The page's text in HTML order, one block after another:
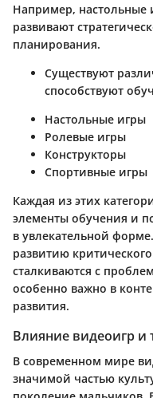
Например, настольные
развивают
планирования.
Существуют
способствуют
Настольные игры
Ролевые игры
Конструкторы
Спортивные игры
Каждая из этих
элементы обучения и
в увлекательной
развитию
сталкиваются с
особенно важно в
развития.
Влияние видеоигр и
В современном мире
значимой частью